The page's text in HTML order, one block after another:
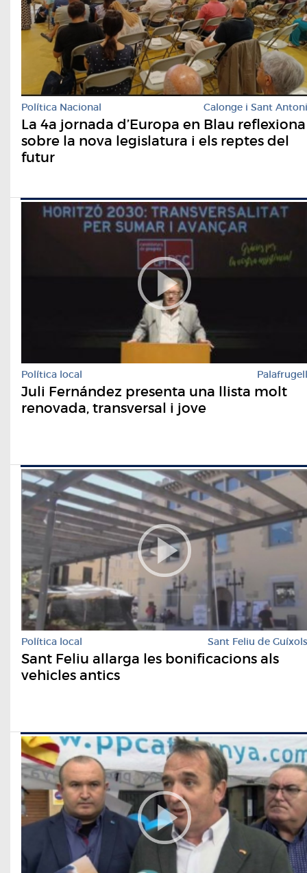
Política Nacional Calonge i Sant Antoni
La 4a jornada d’Europa en Blau reflexiona
sobre la nova legislatura i els reptes del
futur
Política local Palafrugell
Juli Fernández presenta una llista molt
renovada, transversal i jove
Política local Sant Feliu de Guíxols
Sant Feliu allarga les bonificacions als
vehicles antics